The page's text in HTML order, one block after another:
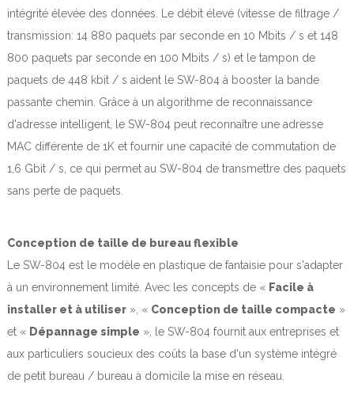
intégrité élevée des données. Le débit élevé (vitesse de filtrage /
transmission: 14 880 paquets par seconde en 10 Mbits / s et 148
800 paquets par seconde en 100 Mbits / s) et le tampon de
paquets de 448 kbit / s aident le SW-804 à booster la bande
passante chemin. Grâce à un algorithme de reconnaissance
d'adresse intelligent, le SW-804 peut reconnaître une adresse
MAC différente de 1K et fournir une capacité de commutation de
1,6 Gbit / s, ce qui permet au SW-804 de transmettre des paquets
sans perte de paquets.
Conception de taille de bureau flexible
Le SW-804 est le modèle en plastique de fantaisie pour s'adapter
à un environnement limité. Avec les concepts de « Facile à
installer et à utiliser », « Conception de taille compacte »
et « Dépannage simple », le SW-804 fournit aux entreprises et
aux particuliers soucieux des coûts la base d'un système intégré
de petit bureau / bureau à domicile la mise en réseau.